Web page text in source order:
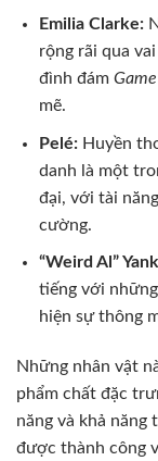
Emilia Clarke:
rộng rãi qua
đình đám
mẽ.
Pelé:Huyền
danh là một
đại, với tài
cường.
“Weird Al”
tiếng với
hiện sự thông
Những nhân vật
phẩm chất đặc
năng và khả năng
được thành công